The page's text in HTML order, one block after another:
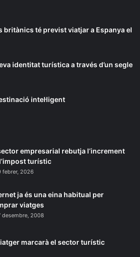
britànics té previst viatjar a Espanya el
identitat turística a través d’un segle
intel·ligent
empresarial rebutja l’increment
turístic
febrer, 2026
ja és una eina habitual per
viatges
desembre, 2008
marcarà el sector turístic